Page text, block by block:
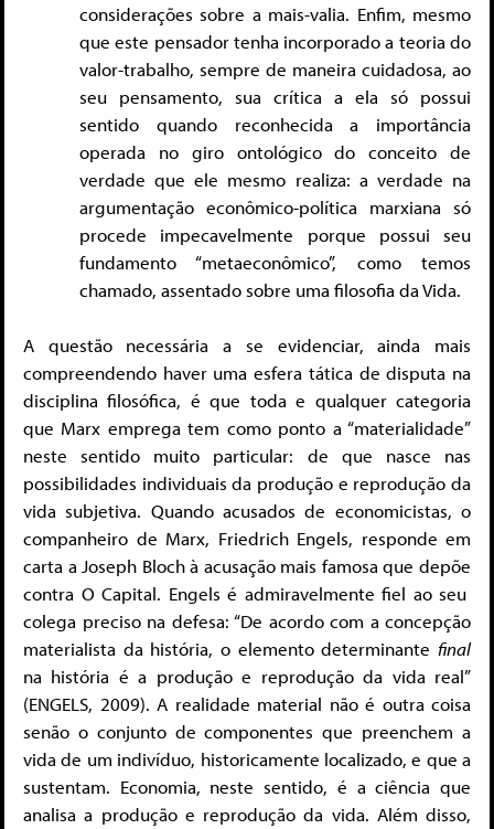
considerações sobre a mais-valia. Enfim, mesmo
que este pensador tenha incorporado a teoria do
valor-trabalho, sempre de maneira cuidadosa, ao
seu pensamento, sua crítica a ela só possui
sentido quando reconhecida a importância
operada no giro ontológico do conceito de
verdade que ele mesmo realiza: a verdade na
argumentação econômico-política marxiana só
procede impecavelmente porque possui seu
fundamento “metaeconômico”, como temos
chamado, assentado sobre uma filosofia da Vida.
A questão necessária a se evidenciar, ainda mais
compreendendo haver uma esfera tática de disputa na
disciplina filosófica, é que toda e qualquer categoria
que Marx emprega tem como ponto a “materialidade”
neste sentido muito particular: de que nasce nas
possibilidades individuais da produção e reprodução da
vida subjetiva. Quando acusados de economicistas, o
companheiro de Marx, Friedrich Engels, responde em
carta a Joseph Bloch à acusação mais famosa que depõe
contra O Capital. Engels é admiravelmente fiel ao seu
colega preciso na defesa: “De acordo com a concepção
materialista da história, o elemento determinante final
na história é a produção e reprodução da vida real”
(ENGELS, 2009). A realidade material não é outra coisa
senão o conjunto de componentes que preenchem a
vida de um indivíduo, historicamente localizado, e que a
sustentam. Economia, neste sentido, é a ciência que
analisa a produção e reprodução da vida. Além disso,